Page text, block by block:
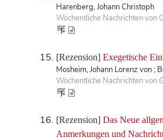
Harenberg, Johann Christoph
Wöchentliche Nachrichten von
[Rezension] Exegetische
Mosheim, Johann Lorenz von ;
Wöchentliche Nachrichten von
[Rezension] Das Neue
Anmerkungen und